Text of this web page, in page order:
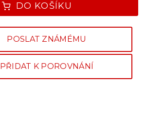
DO KOŠÍKU
POSLAT ZNÁMÉMU
PŘIDAT K POROVNÁNÍ